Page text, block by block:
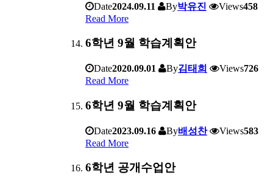
Date2024.09.11 By박유진 Views458
Read More
6학년 9월 학습계획안
Date2020.09.01 By김태희 Views726
Read More
6학년 9월 학습계획안
Date2023.09.16 By배성찬 Views583
Read More
6학년 공개수업안